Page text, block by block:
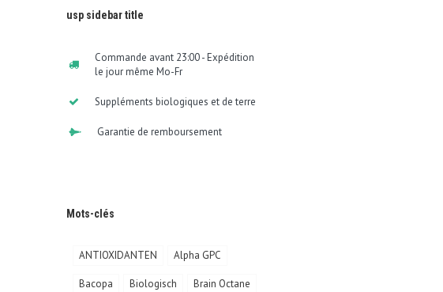
usp sidebar title
Commande avant 23:00 - Expédition
le jour même Mo-Fr
Suppléments biologiques et de terre
Garantie de remboursement
Mots-clés
ANTIOXIDANTEN Alpha GPC
Bacopa Biologisch Brain Octane